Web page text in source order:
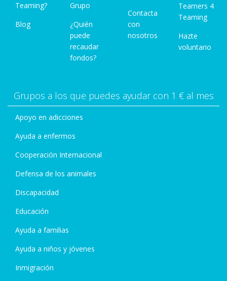
Teaming?
Blog
Grupo
¿Quién
puede
recaudar
fondos?
Contacta
con
nosotros
Teamers 4
Teaming
Hazte
voluntario
Grupos a los que puedes ayudar con 1 € al mes
Apoyo en adicciones
Ayuda a enfermos
Cooperación Internacional
Defensa de los animales
Discapacidad
Educación
Ayuda a familias
Ayuda a niños y jóvenes
Inmigración